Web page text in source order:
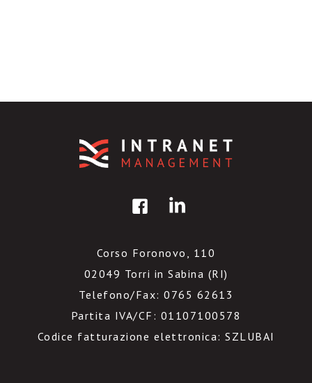
Corso Foronovo, 110
02049 Torri in Sabina (RI)
Telefono/Fax: 0765 62613
Partita IVA/CF: 01107100578
Codice fatturazione elettronica: SZLUBAI